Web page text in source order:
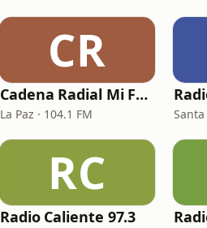
CR
Cadena Radial Mi Favorita
La Paz · 104.1 FM
RC
Radio Caliente 97.3